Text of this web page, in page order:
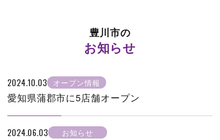
豊川市の
お知らせ
2024.10.03 オープン情報
愛知県蒲郡市に5店舗オープン
2024.06.03 お知らせ